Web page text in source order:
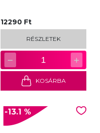
12290 Ft
RÉSZLETEK
− 1 +
KOSÁRBA
-13.1 %